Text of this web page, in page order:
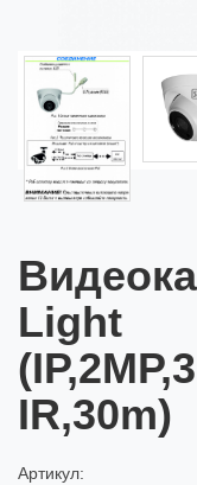
Light
IR,30m)
Артикул: